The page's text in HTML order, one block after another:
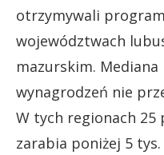
otrzymywali
województwach
mazurskim. Mediana
wynagrodzeń nie
W tych regionach
zarabia poniżej 5